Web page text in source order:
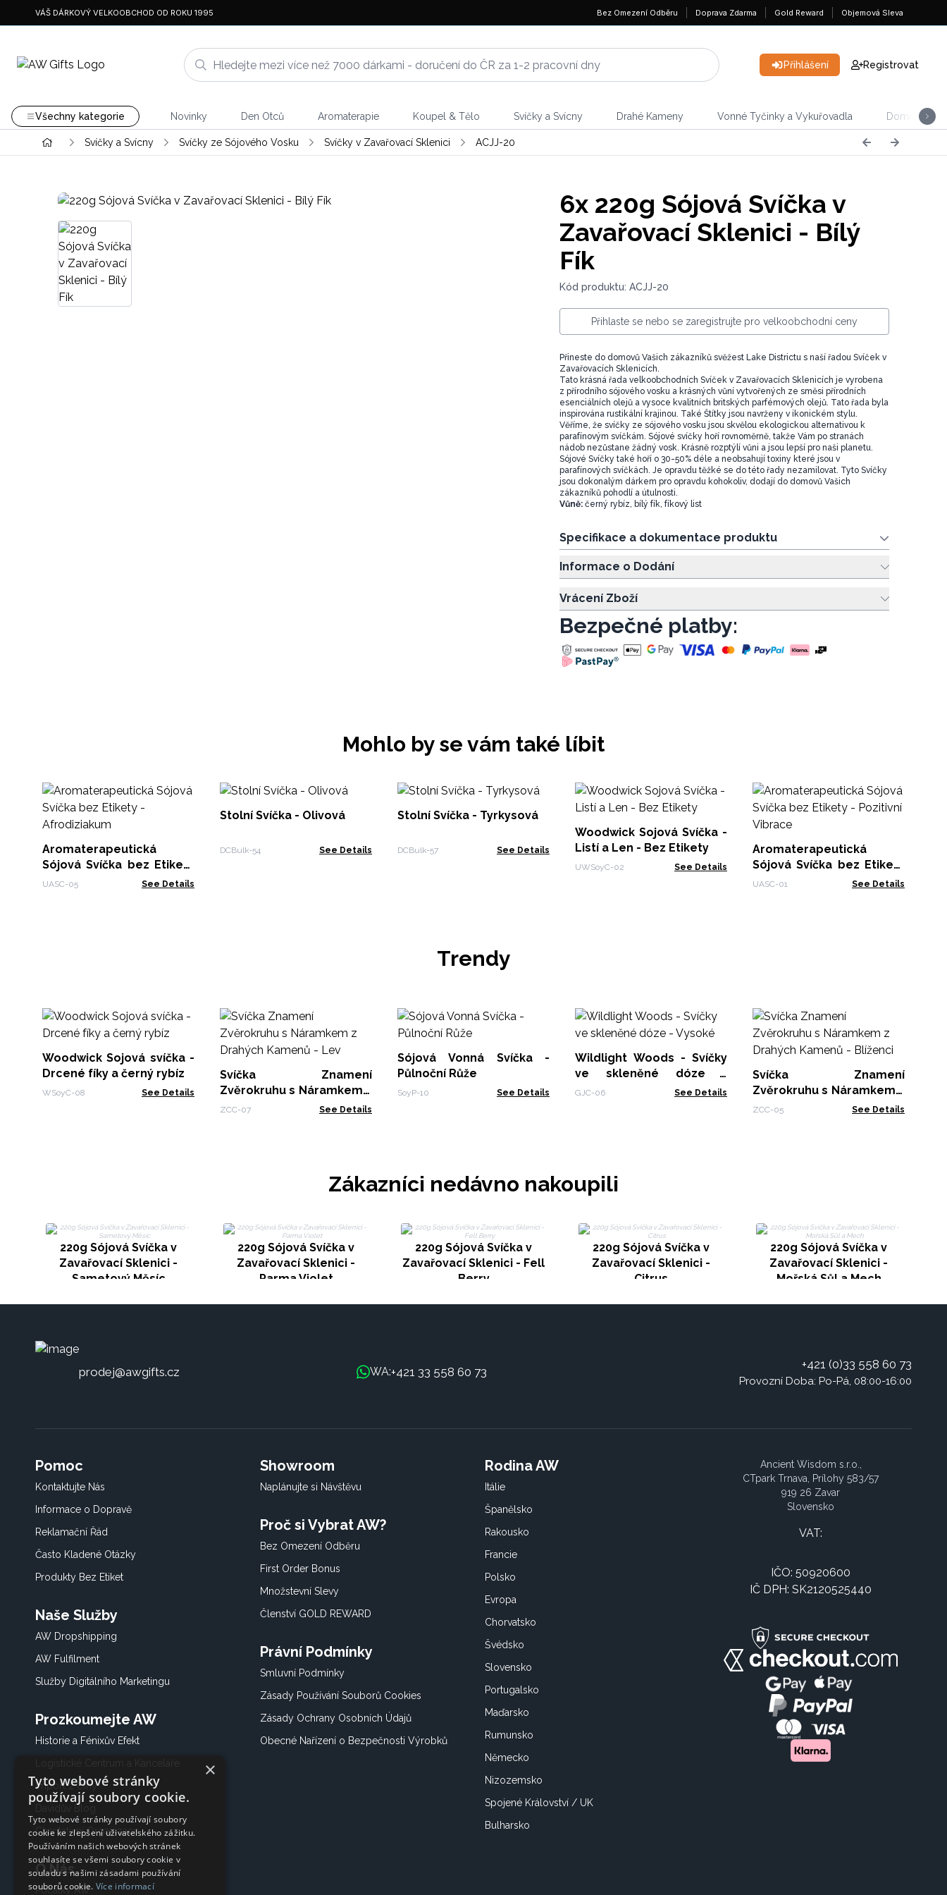
VÁŠ DÁRKOVÝ VELKOOBCHOD OD ROKU 1995 Bez Omezení Odběru Doprava Zdarma Gold Reward Objemová Sleva
Přihlášení Registrovat
Všechny kategorie Novinky Den Otců Aromaterapie Koupel & Tělo Svíčky a Svícny Drahé Kameny Vonné Tyčinky a Vykuřovadla Domácnost
Svíčky a Svícny Svíčky ze Sójového Vosku Svíčky v Zavařovací Sklenici ACJJ-20
6x220g Sójová Svíčka v
Zavařovací Sklenici - Bílý
Fík
Kód produktu: ACJJ-20
Přihlaste se nebo se zaregistrujte pro velkoobchodní ceny
Přineste do domovů Vašich zákazníků svěžest Lake Districtu s naší řadou Svíček v
Zavařovacích Sklenicích.
Tato krásná řada velkoobchodních Svíček v Zavařovacích Sklenicích je vyrobena
z přírodního sójového vosku a krásných vůní vytvořených ze směsi přírodních
esenciálních olejů a vysoce kvalitních britských parfémových olejů. Tato řada byla
inspirována rustikální krajinou. Také Štítky jsou navrženy v ikonickém stylu.
Věříme, že svíčky ze sójového vosku jsou skvělou ekologickou alternativou k
parafínovým svíčkám. Sójové svíčky hoří rovnoměrně, takže Vám po stranách
nádob nezůstane žádný vosk. Krásně rozptýlí vůni a jsou lepší pro naši planetu.
Sójové Svíčky také hoří o 30-50% déle a neobsahují toxiny které jsou v
parafínových svíčkách. Je opravdu těžké se do této řady nezamilovat. Tyto Svíčky
jsou dokonalým dárkem pro opravdu kohokoliv, dodají do domovů Vašich
zákazníků pohodlí a útulnosti.
Vůně:černý rybíz, bílý fík, fíkový list
Specifikace a dokumentace produktu
Informace o Dodání
Vrácení Zboží
Bezpečné platby:
Mohlo by se vám také líbit
Aromaterapeutická
Sójová Svíčka bez Etikety
- Afrodiziakum
UASC-05 See Details
Stolní Svíčka - Olivová
DCBulk-54 See Details
Stolní Svíčka - Tyrkysová
DCBulk-57 See Details
Woodwick Sojová Svíčka -
Listí a Len - Bez Etikety
UWSoyC-02 See Details
Aromaterapeutická
Sójová Svíčka bez Etikety
- Pozitivní Vibrace
UASC-01 See Details
Trendy
Woodwick Sojová svíčka -
Drcené fíky a černý rybíz
WSoyC-08 See Details
Svíčka Znamení
Zvěrokruhu s Náramkem z
Drahých Kamenů - Lev
ZCC-07 See Details
Sójová Vonná Svíčka -
Půlnoční Růže
SoyP-10 See Details
Wildlight Woods - Svíčky
ve skleněné dóze -
Vysoké
GJC-06 See Details
Svíčka Znamení
Zvěrokruhu s Náramkem z
Drahých Kamenů -
ZCC-05 See Details
Zákazníci nedávno nakoupili
220g Sójová Svíčka v
Zavařovací Sklenici -
Sametový Měsíc
220g Sójová Svíčka v
Zavařovací Sklenici -
Parma Violet
220g Sójová Svíčka v
Zavařovací Sklenici - Fell
Berry
220g Sójová Svíčka v
Zavařovací Sklenici -
Citrus
220g Sójová Svíčka v
Zavařovací Sklenici -
Mořská Sůl a Mech
prodej@awgifts.cz WA:+421 33 558 60 73
+421 (0)33 558 60 73
Provozní Doba: Po-Pá, 08:00-16:00
Pomoc
Kontaktujte Nás
Informace o Dopravě
Reklamační Řád
Často Kladené Otázky
Produkty Bez Etiket
Naše Služby
AW Dropshipping
AW Fulfilment
Služby Digitálního Marketingu
Prozkoumejte AW
Historie a Fénixův Efekt
Import z Číny
Davidův Blog
Charitativní Organizace
O Nás
Počátky AW
Showroom
Naplánujte si Návštěvu
Proč si Vybrat AW?
Bez Omezení Odběru
First Order Bonus
Množstevní Slevy
Členství GOLD REWARD
Právní Podmínky
Smluvní Podmínky
Zásady Používání Souborů Cookies
Zásady Ochrany Osobních Údajů
Obecné Nařízení o Bezpečnosti Výrobků
Rodina AW
Itálie
Španělsko
Rakousko
Francie
Polsko
Evropa
Chorvatsko
Švédsko
Slovensko
Portugalsko
Maďarsko
Rumunsko
Německo
Nizozemsko
Spojené Království / UK
Bulharsko
Ancient Wisdom s.r.o.,
CTpark Trnava, Prílohy 583/57
919 26 Zavar
Slovensko
VAT:
IČO: 50920600
IČ DPH: SK2120525440
×
Tyto webové stránky
používají soubory cookie.
Tyto webové stránky používají soubory
cookie ke zlepšení uživatelského zážitku.
Používáním našich webových stránek
souhlasíte se všemi soubory cookie v
souladu s našimi zásadami používání
souborů cookie. Více informací